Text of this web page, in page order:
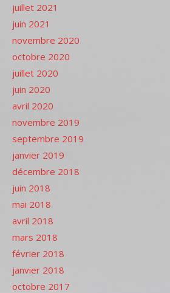
juillet 2021
juin 2021
novembre 2020
octobre 2020
juillet 2020
juin 2020
avril 2020
novembre 2019
septembre 2019
janvier 2019
décembre 2018
juin 2018
mai 2018
avril 2018
mars 2018
février 2018
janvier 2018
octobre 2017